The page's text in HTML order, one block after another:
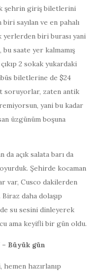
şehrin giriş biletlerini
biri sayılan ve en pahalı
biri burası yani
saate yer kalmamış
2 sokak yukardaki
biletlerine de $24
soruyorlar, zaten antik
yani bu kadar
üzgünüm boşuna
açık salata barı da
Şehirde kocaman
var, Cusco dakilerden
daha dolaşıp
su sesini dinleyerek
ama keyifli bir gün oldu.
– Büyük gün
hemen hazırlanıp